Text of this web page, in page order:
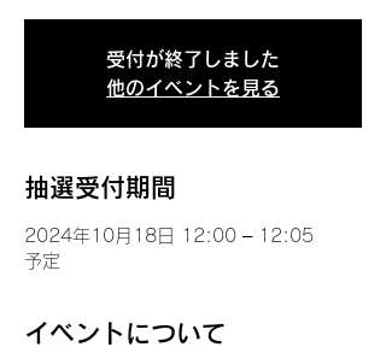
受付が終了しました
他のイベントを見る
抽選受付期間
2024年10月18日 12:00 – 12:05
予定
イベントについて